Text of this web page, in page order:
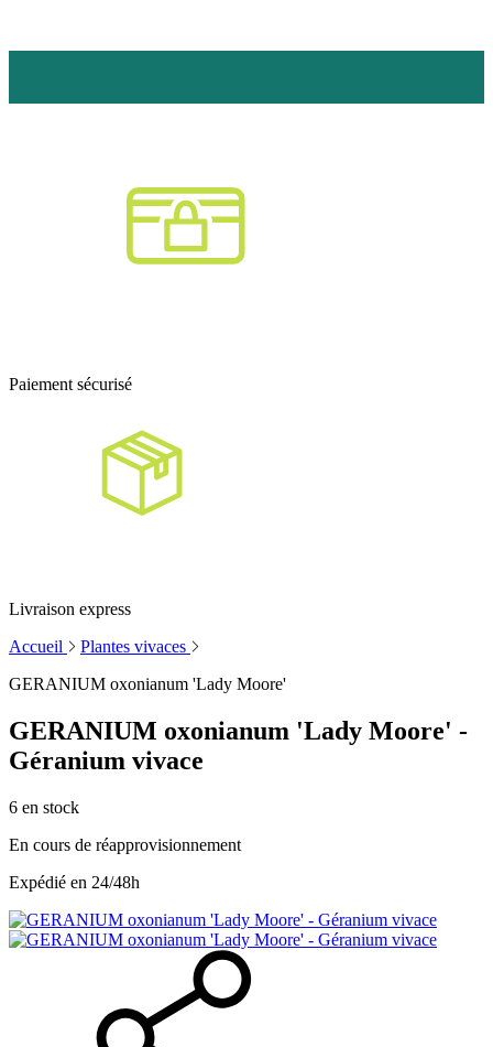
Paiement sécurisé
Livraison express
Accueil
Plantes vivaces
GERANIUM oxonianum 'Lady Moore'
GERANIUM oxonianum 'Lady Moore' -
Géranium vivace
6 en stock
En cours de réapprovisionnement
Expédié en 24/48h